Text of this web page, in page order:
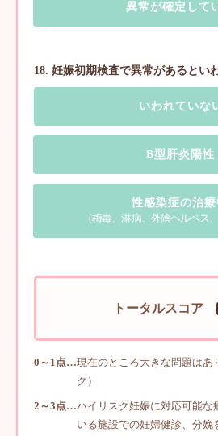
異常が確定して
18. 妊娠初期検査で異常があるとい
いわれていな
B型肝炎陽性
性感染症の治療
（梅毒、淋病、外陰ヘルペス
トータルスコア
0～1点…現在のところ大きな問題はあ
ク）
2～3点…ハイリスク妊娠に対応可能な
いる施設での妊婦健診、分娩